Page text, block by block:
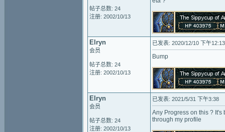
帖子总数: 24
注册: 2002/10/13
Elryn
会员
帖子总数: 24
注册: 2002/10/13
已发表: 2020/12/10 下午12:13
Bump
Elryn
会员
帖子总数: 24
注册: 2002/10/13
已发表: 2021/5/31 下午3:38
Any Progress on this ?
through my profile